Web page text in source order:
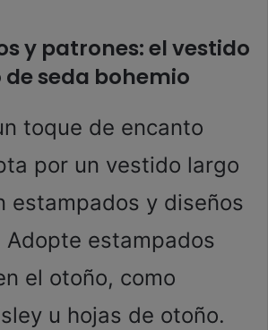
y patrones: el vestido
seda bohemio
toque de encanto
por un vestido largo
estampados y diseños
estampados
el otoño, como
u hojas de otoño.